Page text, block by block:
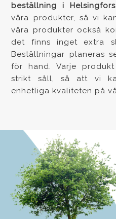
beställning i
våra produkter, så vi
våra produkter också
det finns inget extra
Beställningar planeras
för hand. Varje
strikt såll, så att vi
enhetliga kvaliteten på